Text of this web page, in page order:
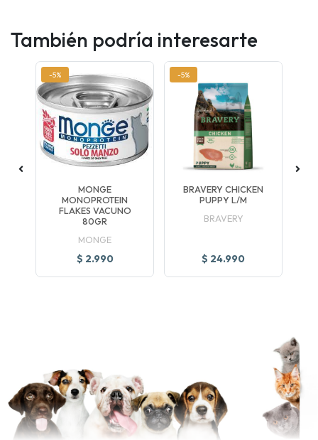
También podría interesarte
-5%
MONGE
MONOPROTEIN
FLAKES VACUNO
80GR
MONGE
$ 2.990
-5%
BRAVERY CHICKEN
PUPPY L/M
BRAVERY
$ 24.990